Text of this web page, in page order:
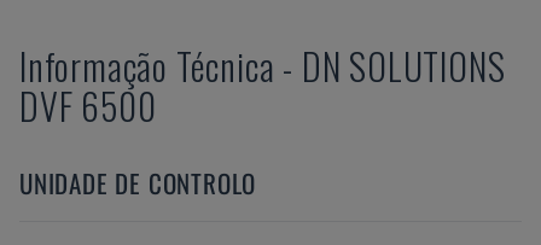
Informação Técnica - DN SOLUTIONS
DVF 6500
UNIDADE DE CONTROLO